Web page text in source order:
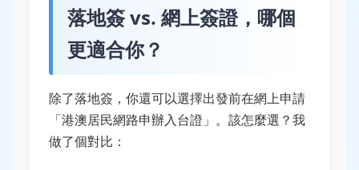
落地簽 vs. 網上簽證，哪個
更適合你？
除了落地簽，你還可以選擇出發前在網上申請
「港澳居民網路申辦入台證」。該怎麼選？我
做了個對比：